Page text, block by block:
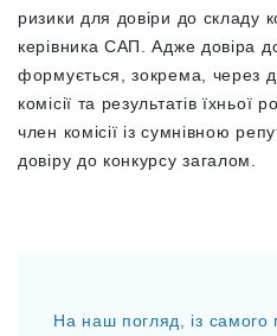
ризики для довіри до складу
керівника САП. Адже довіра
формується, зокрема, через
комісії та результатів їхньої
член комісії із сумнівною
довіру до конкурсу загалом.
На наш погляд, із самого